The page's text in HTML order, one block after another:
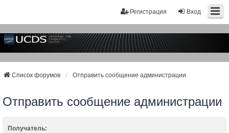
Вход
Регистрация
Список форумов Отправить сообщение администрации
Отправить сообщение администрации
Получатель: